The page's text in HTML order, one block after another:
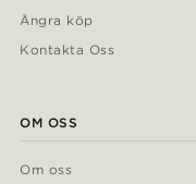
Ångra köp
Kontakta Oss
OM OSS
Om oss